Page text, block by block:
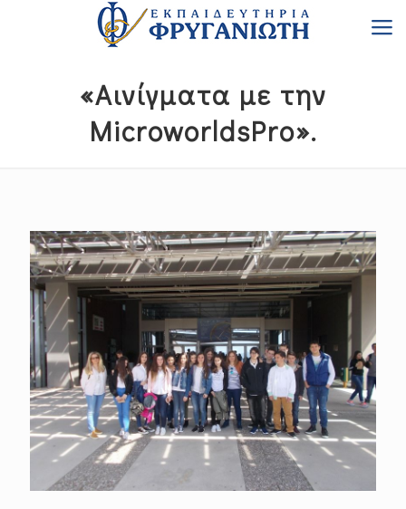
«Αινίγματα με την
MicroworldsPro».